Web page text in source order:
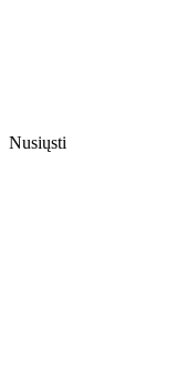
Nusiųsti